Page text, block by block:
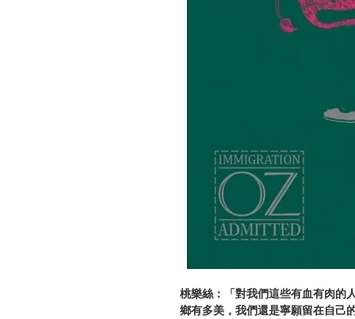
桃樂絲：「對我們這些有血有肉的
鄉有多美，我們還是寧願留在自己